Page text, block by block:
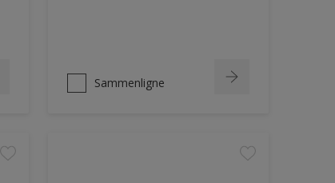
Sammenligne